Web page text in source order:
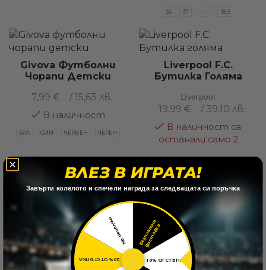
36 37 38,5
Givova Футболни
Чорапи Детски
7,99 € / 15,63 лв.
В наличност
БЯЛ СИН ЧЕРВЕН ЧЕРЕН
Liverpool F.C.
Бутилка Голяма
Liverpool
19,99 € / 39,10 лв.
В наличност са
останали само 2
Ludogorets Бутилка
За Вода
Лудогорец
9,20 €
/ 17,99 лв.
5,11€ / 9,99 лв.
Liverpool FC Детски
Футболни Чорапи
Liverpool
7,99 € / 15,63 лв.
В наличност
ВЛЕЗ В ИГРАТА!
​Завърти колелото и спечели награда за следващата си поръчка
Б
е
з
п
л
а
т
н
а
д
о
с
т
а
в
к
а
10% ОТСТЪПКА
20% ОТСТЪПКА
Не печелиш